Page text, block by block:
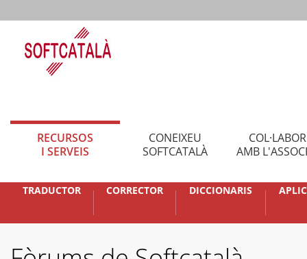
RECURSOS
I SERVEIS
CONEIXEU
SOFTCATALÀ
AMB
TRADUCTOR CORRECTOR DICCIONARIS